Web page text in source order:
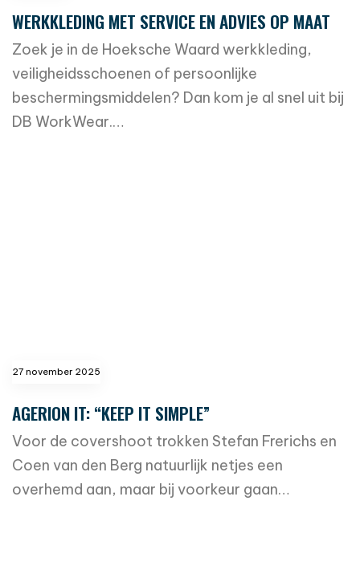
WERKKLEDING MET SERVICE EN ADVIES OP MAAT
Zoek je in de Hoeksche Waard werkkleding,
veiligheidsschoenen of persoonlijke
beschermingsmiddelen? Dan kom je al snel uit bij
DB WorkWear.…
27 november 2025
AGERION IT: “KEEP IT SIMPLE”
Voor de covershoot trokken Stefan Frerichs en
Coen van den Berg natuurlijk netjes een
overhemd aan, maar bij voorkeur gaan…